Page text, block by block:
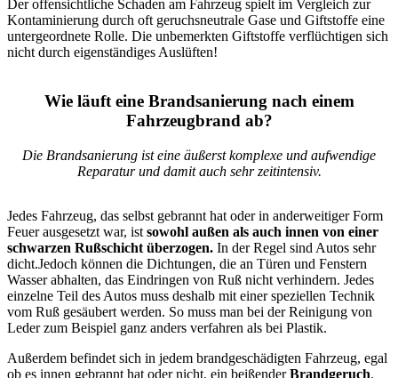
Der offensichtliche Schaden am Fahrzeug spielt im Vergleich zur
Kontaminierung durch oft geruchsneutrale Gase und Giftstoffe eine
untergeordnete Rolle. Die unbemerkten Giftstoffe verflüchtigen sich
nicht durch eigenständiges Auslüften!
Wie läuft eine Brandsanierung nach einem
Fahrzeugbrand ab?
Die Brandsanierung ist eine äußerst komplexe und aufwendige
Reparatur und damit auch sehr zeitintensiv.
Jedes Fahrzeug, das selbst gebrannt hat oder in anderweitiger Form
Feuer ausgesetzt war, ist sowohl außen als auch innen von einer
schwarzen Rußschicht überzogen. In der Regel sind Autos sehr
dicht.Jedoch können die Dichtungen, die an Türen und Fenstern
Wasser abhalten, das Eindringen von Ruß nicht verhindern. Jedes
einzelne Teil des Autos muss deshalb mit einer speziellen Technik
vom Ruß gesäubert werden. So muss man bei der Reinigung von
Leder zum Beispiel ganz anders verfahren als bei Plastik.
Außerdem befindet sich in jedem brandgeschädigten Fahrzeug, egal
ob es innen gebrannt hat oder nicht, ein beißenderBrandgeruch.